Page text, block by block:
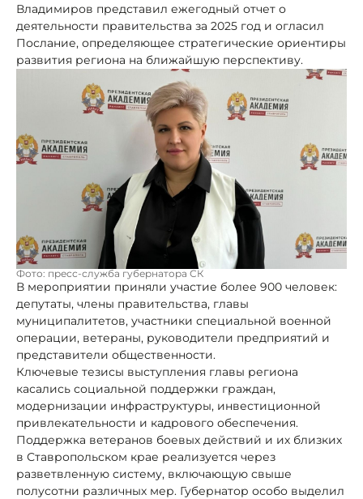
Владимиров представил ежегодный отчет о
деятельности правительства за 2025 год и огласил
Послание, определяющее стратегические ориентиры
развития региона на ближайшую перспективу.
Фото: пресс-служба губернатора СК
В мероприятии приняли участие более 900 человек:
депутаты, члены правительства, главы
муниципалитетов, участники специальной военной
операции, ветераны, руководители предприятий и
представители общественности.
Ключевые тезисы выступления главы региона
касались социальной поддержки граждан,
модернизации инфраструктуры, инвестиционной
привлекательности и кадрового обеспечения.
Поддержка ветеранов боевых действий и их близких
в Ставропольском крае реализуется через
разветвленную систему, включающую свыше
полусотни различных мер. Губернатор особо выделил